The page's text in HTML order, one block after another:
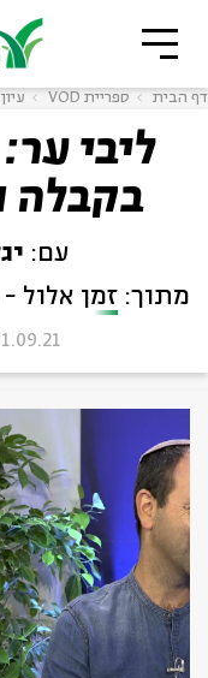
דף הבית ספריית VOD עיון
ליבי
בקבלה
עם:
מתוך: זמן אלול
סגור